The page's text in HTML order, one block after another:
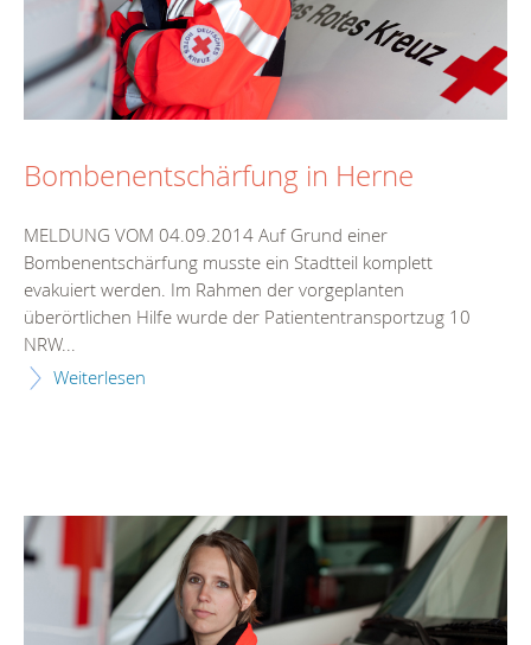
Bombenentschärfung in Herne
MELDUNG VOM 04.09.2014 Auf Grund einer
Bombenentschärfung musste ein Stadtteil komplett
evakuiert werden. Im Rahmen der vorgeplanten
überörtlichen Hilfe wurde der Patiententransportzug 10
NRW...
Weiterlesen